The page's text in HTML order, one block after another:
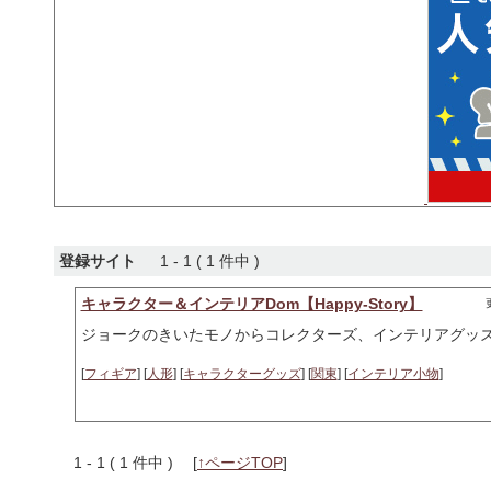
登録サイト 1 - 1 ( 1 件中 )
キャラクター＆インテリアDom【Happy-Story】
ジョークのきいたモノからコレクターズ、インテリアグッ
[フィギア] [人形] [キャラクターグッズ] [関東] [インテリア小物]
1 - 1 ( 1 件中 ) [↑ページTOP]